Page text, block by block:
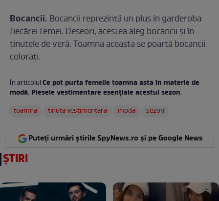
Bocancii. Bocancii reprezintă un plus în garderoba
fiecărei femei. Deseori, acestea aleg bocancii și în
ținutele de veră. Toamna aceasta se poartă bocancii
colorați.
În articolulCe pot purta femeile toamna asta în materie de
modă. Piesele vestimentare esenţiale acestui sezon:
toamna
tinuta vestimentara moda sezon
Puteți urmări știrile SpyNews.ro și pe Google News
ȘTIRI